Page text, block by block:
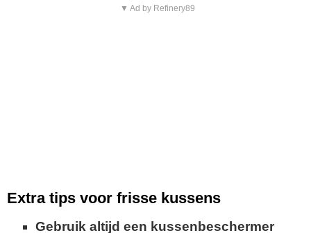
▼ Ad by Refinery89
Extra tips voor frisse kussens
Gebruik altijd een kussenbeschermer